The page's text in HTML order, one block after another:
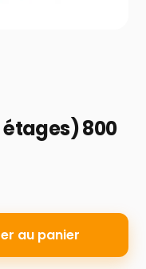
étages) 800
au panier